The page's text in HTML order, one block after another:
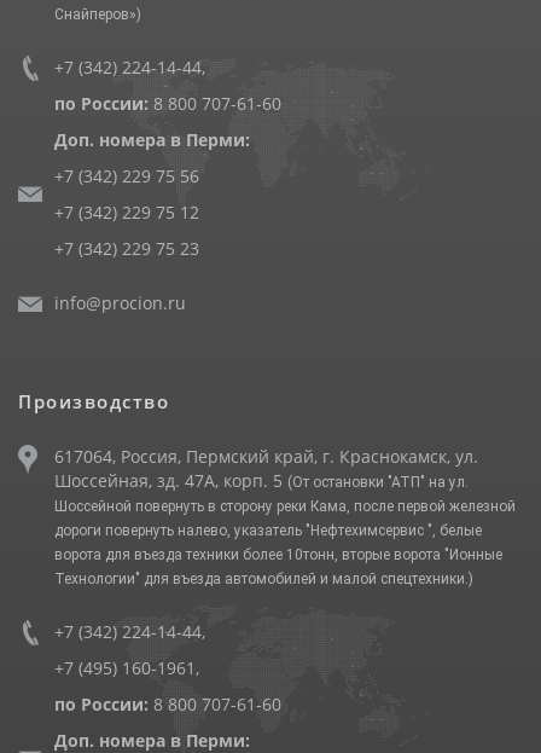
Снайперов»)
+7 (342) 224-14-44,
по России: 8 800 707-61-60
Доп. номера в Перми:
+7 (342) 229 75 56
+7 (342) 229 75 12
+7 (342) 229 75 23
info@procion.ru
Производство
617064, Россия, Пермский край, г. Краснокамск, ул.
Шоссейная, зд. 47А, корп. 5 (От остановки "АТП" на ул.
Шоссейной повернуть в сторону реки Кама, после первой железной
дороги повернуть налево, указатель "Нефтехимсервис ", белые
ворота для въезда техники более 10тонн, вторые ворота "Ионные
Технологии" для въезда автомобилей и малой спецтехники.)
+7 (342) 224-14-44,
+7 (495) 160-1961 ,
по России: 8 800 707-61-60
Доп. номера в Перми: